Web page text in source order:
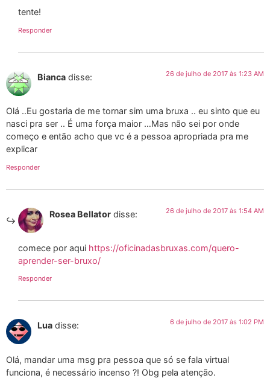
tente!
Responder
Bianca disse: 26 de julho de 2017 às 1:23 AM
Olá ..Eu gostaria de me tornar sim uma bruxa .. eu sinto que eu
nasci pra ser .. É uma força maior …Mas não sei por onde
começo e então acho que vc é a pessoa apropriada pra me
explicar
Responder
Rosea Bellator disse: 26 de julho de 2017 às 1:54 AM
comece por aqui https://oficinadasbruxas.com/quero-
aprender-ser-bruxo/
Responder
Lua disse: 6 de julho de 2017 às 1:02 PM
Olá, mandar uma msg pra pessoa que só se fala virtual
funciona, é necessário incenso ?! Obg pela atenção.